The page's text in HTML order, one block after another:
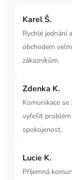
Karel Š.
Rychlé jednání
obchodem
zákazníkům.
Zdenka K.
Komunikace
vyřešit
spokojenost.
Lucie K.
Příjemná